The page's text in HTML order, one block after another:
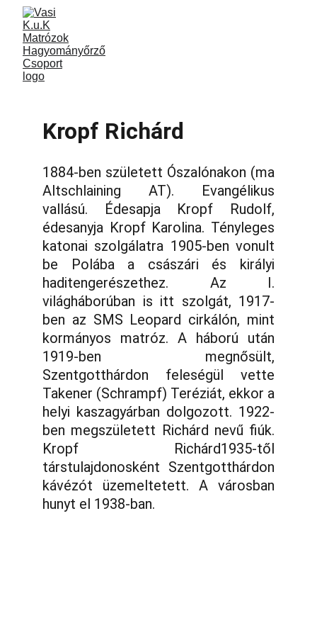
Kropf Richárd
1884-ben született Ószalónakon (ma
Altschlaining AT). Evangélikus
vallású. Édesapja Kropf Rudolf,
édesanyja Kropf Karolina. Tényleges
katonai szolgálatra 1905-ben vonult
be Polába a császári és királyi
haditengerészethez. Az I.
világháborúban is itt szolgát, 1917-
ben az SMS Leopard cirkálón, mint
kormányos matróz. A háború után
1919-ben megnősült,
Szentgotthárdon feleségül vette
Takener (Schrampf) Teréziát, ekkor a
helyi kaszagyárban dolgozott. 1922-
ben megszületett Richárd nevű fiúk.
Kropf Richárd1935-től
társtulajdonosként Szentgotthárdon
kávézót üzemeltetett. A városban
hunyt el 1938-ban.